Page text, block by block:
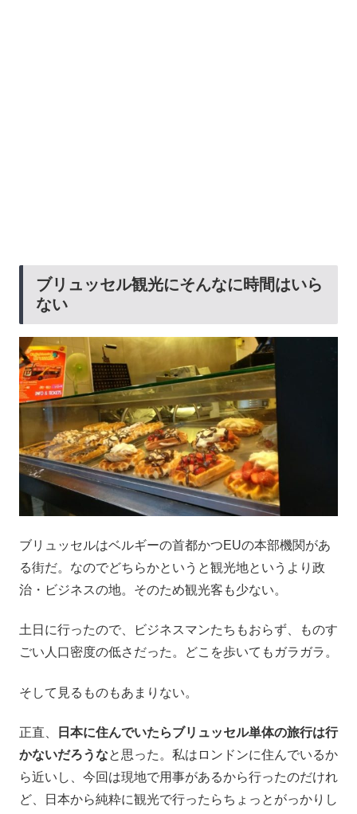
ブリュッセル観光にそんなに時間はいら
ない
ブリュッセルはベルギーの首都かつEUの本部機関があ
る街だ。なのでどちらかというと観光地というより政
治・ビジネスの地。そのため観光客も少ない。
土日に行ったので、ビジネスマンたちもおらず、ものす
ごい人口密度の低さだった。どこを歩いてもガラガラ。
そして見るものもあまりない。
正直、
日本に住んでいたらブリュッセル単体の旅行は行
かないだろうなと思った。私はロンドンに住んでいるか
ら近いし、今回は現地で用事があるから行ったのだけれ
ど、日本から純粋に観光で行ったらちょっとがっかりし